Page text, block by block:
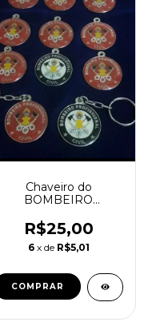
Chaveiro do
BOMBEIRO
R$25,00
6 x de R$5,01